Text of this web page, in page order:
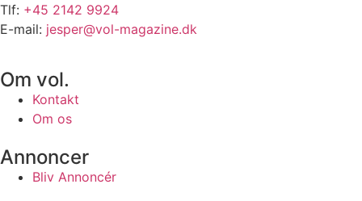
Tlf: +45 2142 9924
E-mail: jesper@vol-magazine.dk
Om vol.
Kontakt
Om os
Annoncer
Bliv Annoncér